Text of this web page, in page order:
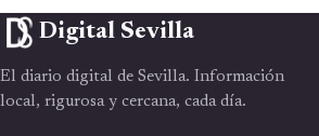
Digital Sevilla
El diario digital de Sevilla. Información
local, rigurosa y cercana, cada día.